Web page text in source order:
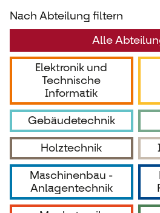
Nach Abteilung filtern
Alle
Elektronik und
Technische
Informatik
Gebäudetechnik
Holztechnik
Maschinenbau -
Anlagentechnik